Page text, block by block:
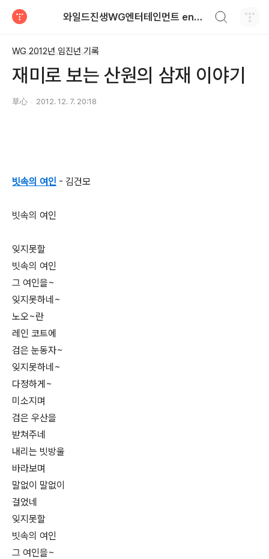
와일드진생WG엔터테인먼트 entertainment
WG 2012년 임진년 기록
재미로 보는 산원의 삼재 이야기
草心 2012. 12. 7. 20:18
빗속의 여인 - 김건모
빗속의 여인
잊지못할
빗속의 여인
그 여인을~
잊지못하네~
노오~란
레인 코트에
검은 눈동자~
잊지못하네~
다정하게~
미소지며
검은 우산을
받쳐주네
내리는 빗방울
바라보며
말없이 말없이
걸었네
잊지못할
빗속의 여인
그 여인을~